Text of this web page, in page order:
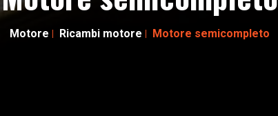
Motore Ricambi motore Motore semicompleto